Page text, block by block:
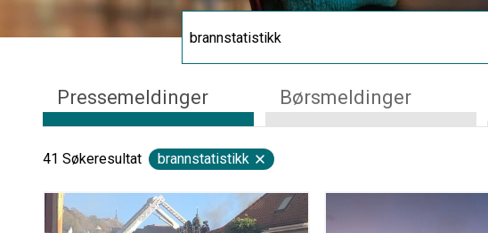
Pressemeldinger Børsmeldinger
41 Søkeresultat brannstatistikk